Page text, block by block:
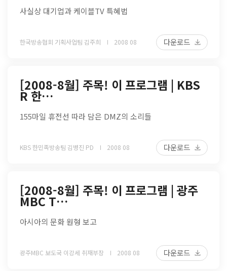
사실상 대기업과 케이블TV 특혜법
한국방송협회 기획사업팀 김주희 2008 08 다운로드
[2008-8월] 주목! 이 프로그램 | KBS
R 한…
155마일 휴전선 따라 담은 DMZ의 소리들
KBS 한민족방송팀 김병진 PD 2008 08 다운로드
[2008-8월] 주목! 이 프로그램 | 광주
MBC T…
아시아의 문화 원형 보고
광주MBC 보도국 이강세 취재부장 2008 08 다운로드